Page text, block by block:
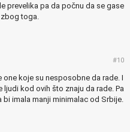
prevelika pa da počnu da se gase
toga.
#10
one koje su nesposobne da rade. I
kod ovih što znaju da rade. Pa
imala manji minimalac od Srbije.